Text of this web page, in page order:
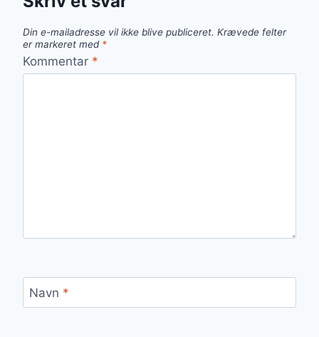
Din e-mailadresse vil ikke blive publiceret. Krævede felter
er markeret med *
Kommentar *
Navn *